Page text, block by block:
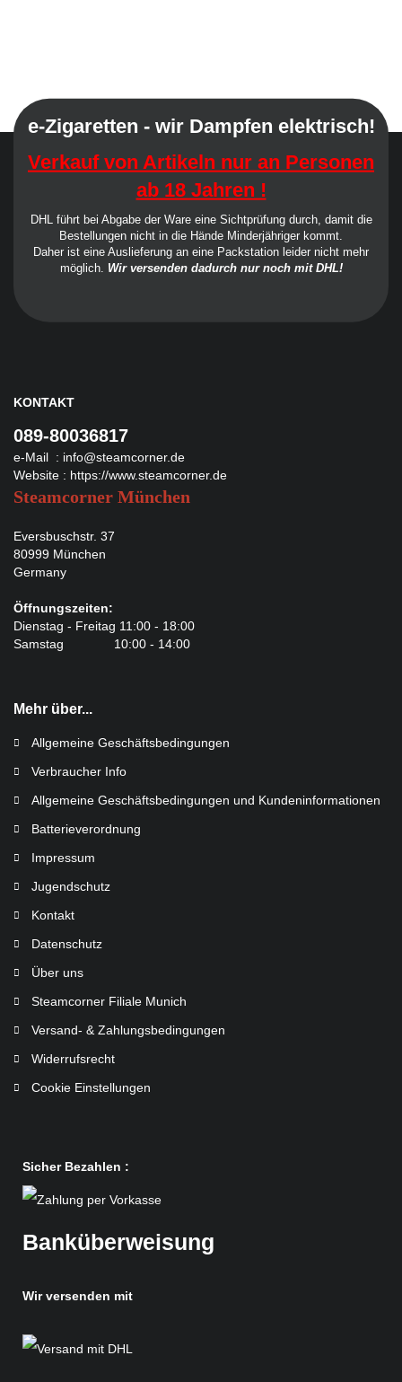
e-Zigaretten - wir Dampfen elektrisch!
Verkauf von Artikeln nur an Personen
ab 18 Jahren !
DHL führt bei Abgabe der Ware eine Sichtprüfung durch, damit die
Bestellungen nicht in die Hände Minderjähriger kommt.
Daher ist eine Auslieferung an eine Packstation leider nicht mehr
möglich. Wir versenden dadurch nur noch mit DHL!
KONTAKT
089-80036817
e-Mail : info@steamcorner.de
Website : https://www.steamcorner.de
Steamcorner München
Eversbuschstr. 37
80999 München
Germany
Öffnungszeiten:
Dienstag - Freitag 11:00 - 18:00
Samstag 10:00 - 14:00
Mehr über...
Allgemeine Geschäftsbedingungen
Verbraucher Info
Allgemeine Geschäftsbedingungen und Kundeninformationen
Batterieverordnung
Impressum
Jugendschutz
Kontakt
Datenschutz
Über uns
Steamcorner Filiale Munich
Versand- & Zahlungsbedingungen
Widerrufsrecht
Cookie Einstellungen
Sicher Bezahlen :
Banküberweisung
Wir versenden mit